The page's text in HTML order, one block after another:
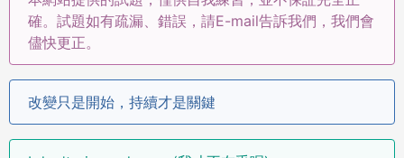
確。試題如有疏漏、錯誤，請E-mail告訴我們，我們會
儘快更正。
改變只是開始，持續才是關鍵